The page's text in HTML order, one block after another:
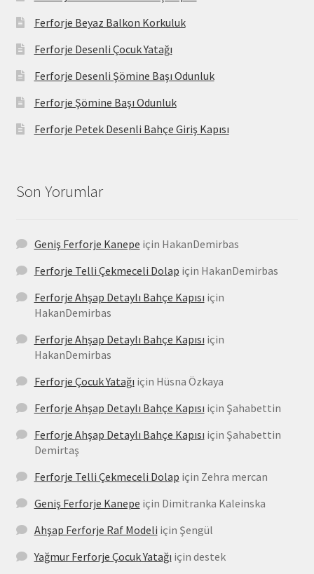
Ferforje Beyaz Balkon Korkuluk
Ferforje Desenli Çocuk Yatağı
Ferforje Desenli Şömine Başı Odunluk
Ferforje Şömine Başı Odunluk
Ferforje Petek Desenli Bahçe Giriş Kapısı
Son Yorumlar
Geniş Ferforje Kanepe için HakanDemirbas
Ferforje Telli Çekmeceli Dolap için HakanDemirbas
Ferforje Ahşap Detaylı Bahçe Kapısı için
HakanDemirbas
Ferforje Ahşap Detaylı Bahçe Kapısı için
HakanDemirbas
Ferforje Çocuk Yatağı için Hüsna Özkaya
Ferforje Ahşap Detaylı Bahçe Kapısı için Şahabettin
Ferforje Ahşap Detaylı Bahçe Kapısı için Şahabettin
Demirtaş
Ferforje Telli Çekmeceli Dolap için Zehra mercan
Geniş Ferforje Kanepe için Dimitranka Kaleinska
Ahşap Ferforje Raf Modeli için Şengül
Yağmur Ferforje Çocuk Yatağı için destek